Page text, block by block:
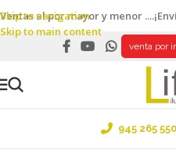
Skip to navigation
Skip to main content
Ventas al por mayor y menor
venta por
945 265 550